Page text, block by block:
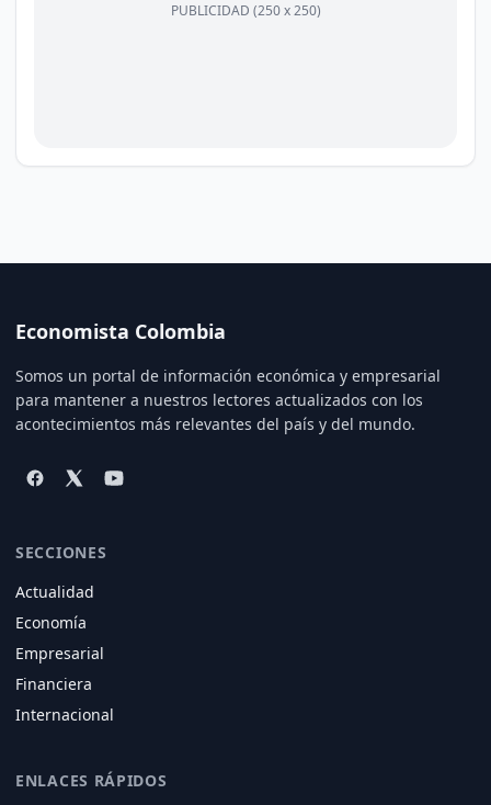
PUBLICIDAD (250 x 250)
Economista Colombia
Somos un portal de información económica y empresarial
para mantener a nuestros lectores actualizados con los
acontecimientos más relevantes del país y del mundo.
SECCIONES
Actualidad
Economía
Empresarial
Financiera
Internacional
ENLACES RÁPIDOS